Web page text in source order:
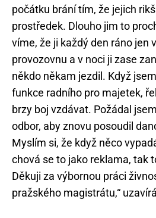
počátku brání tím, že jejich
prostředek. Dlouho jim to
víme, že ji každý den ráno jen
provozovnu a v noci ji zase
někdo někam jezdil. Když
funkce radního pro majetek,
brzy boj vzdávat. Požádal
odbor, aby znovu posoudil
Myslím si, že když něco
chová se to jako reklama, tak
Děkuji za výbornou práci
pražského magistrátu,“